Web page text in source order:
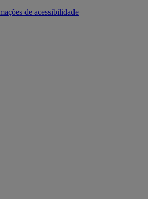
de acessibilidade